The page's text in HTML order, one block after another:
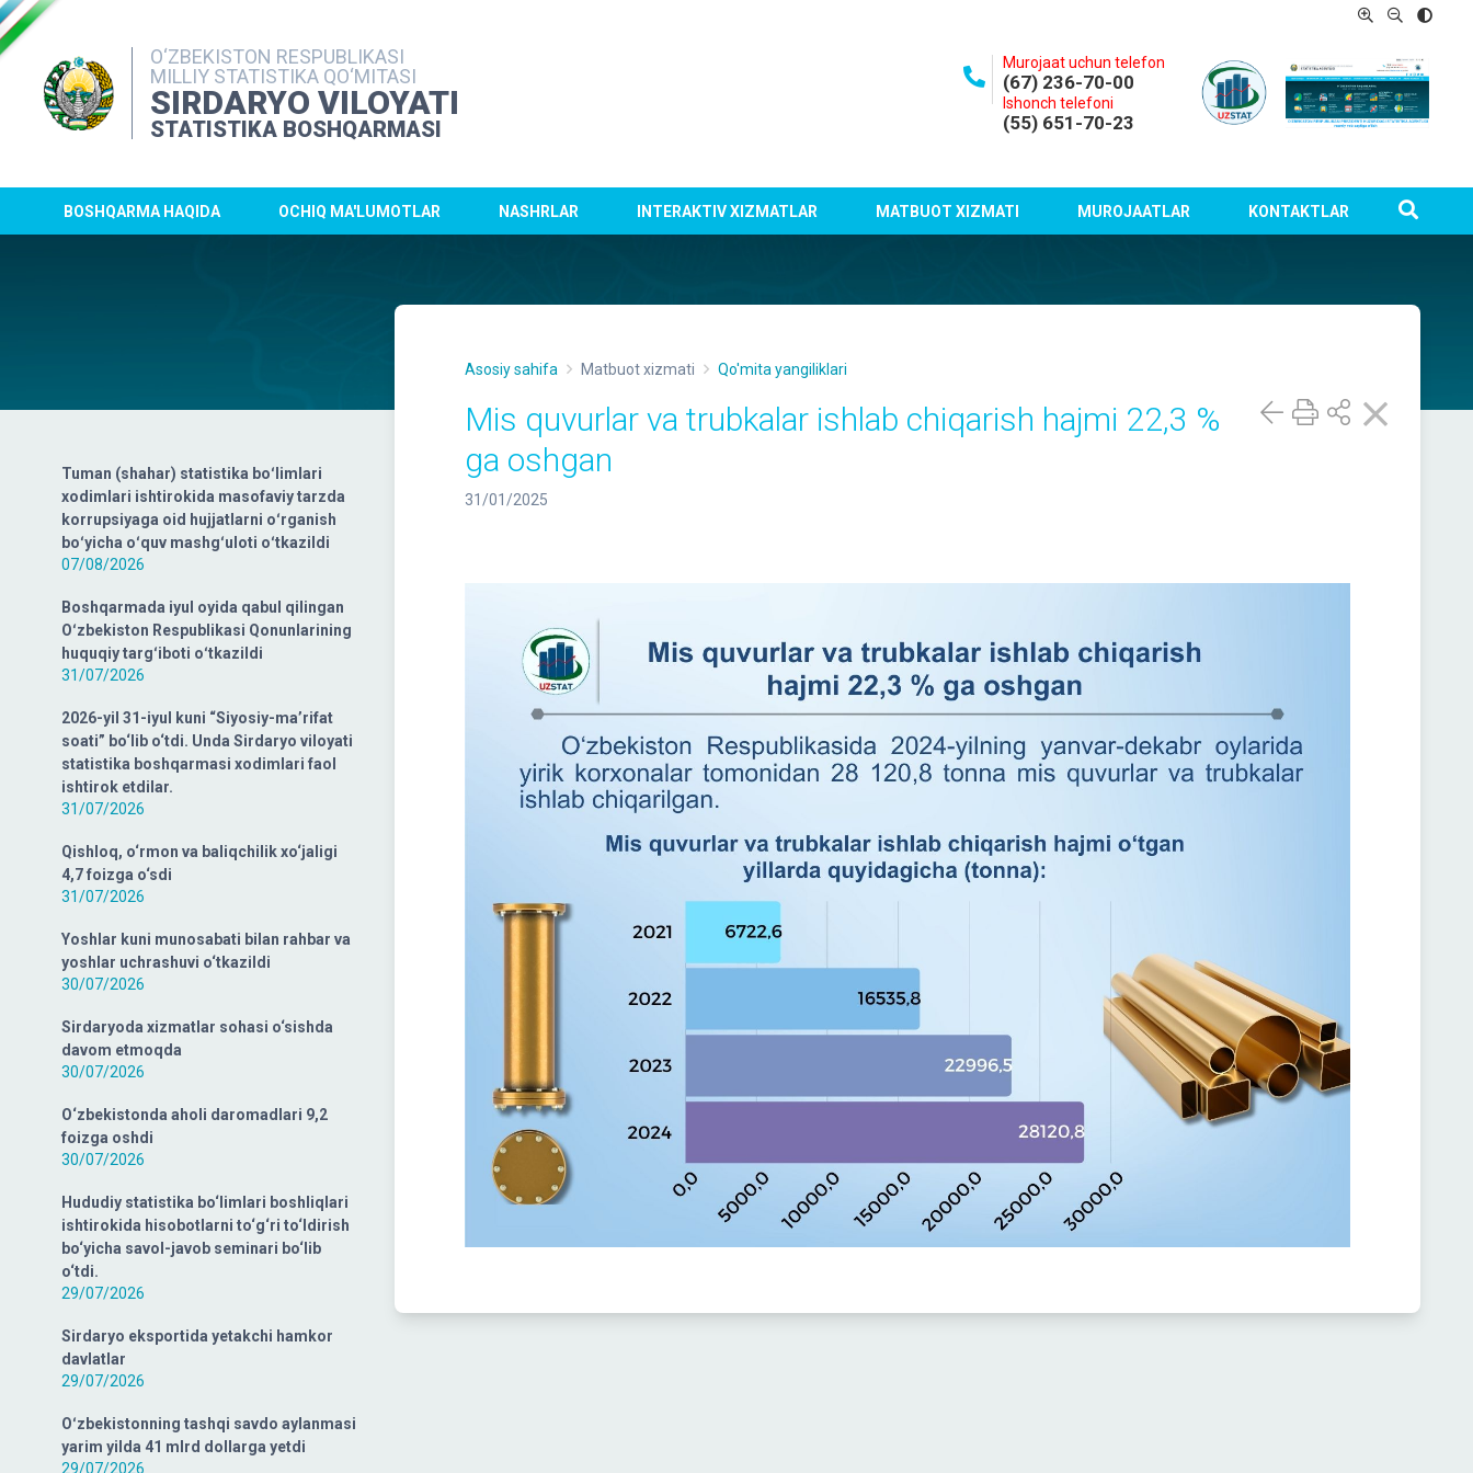
O‘ZBEKISTON RESPUBLIKASI
MILLIY STATISTIKA QO‘MITASI
SIRDARYO VILOYATI
STATISTIKA BOSHQARMASI
Murojaat uchun telefon
(67) 236-70-00
Ishonch telefoni
(55) 651-70-23
BOSHQARMA HAQIDA OCHIQ MA'LUMOTLAR NASHRLAR INTERAKTIV XIZMATLAR MATBUOT XIZMATI MUROJAATLAR KONTAKTLAR
Tuman (shahar) statistika boʻlimlari
xodimlari ishtirokida masofaviy tarzda
korrupsiyaga oid hujjatlarni oʻrganish
boʻyicha oʻquv mashgʻuloti oʻtkazildi
07/08/2026
Boshqarmada iyul oyida qabul qilingan
Oʻzbekiston Respublikasi Qonunlarining
huquqiy targʻiboti oʻtkazildi
31/07/2026
2026-yil 31-iyul kuni “Siyosiy-ma’rifat
soati” bo‘lib o‘tdi. Unda Sirdaryo viloyati
statistika boshqarmasi xodimlari faol
ishtirok etdilar.
31/07/2026
Qishloq, o‘rmon va baliqchilik xo‘jaligi
4,7 foizga o‘sdi
31/07/2026
Yoshlar kuni munosabati bilan rahbar va
yoshlar uchrashuvi o‘tkazildi
30/07/2026
Sirdaryoda xizmatlar sohasi o‘sishda
davom etmoqda
30/07/2026
O‘zbekistonda aholi daromadlari 9,2
foizga oshdi
30/07/2026
Hududiy statistika bo‘limlari boshliqlari
ishtirokida hisobotlarni to‘g‘ri to‘ldirish
bo‘yicha savol-javob seminari bo‘lib
o‘tdi.
29/07/2026
Sirdaryo eksportida yetakchi hamkor
davlatlar
29/07/2026
Oʻzbekistonning tashqi savdo aylanmasi
yarim yilda 41 mlrd dollarga yetdi
29/07/2026
Asosiy sahifa Matbuot xizmati Qo'mita yangiliklari
Mis quvurlar va trubkalar ishlab chiqarish hajmi 22,3 %
ga oshgan
31/01/2025